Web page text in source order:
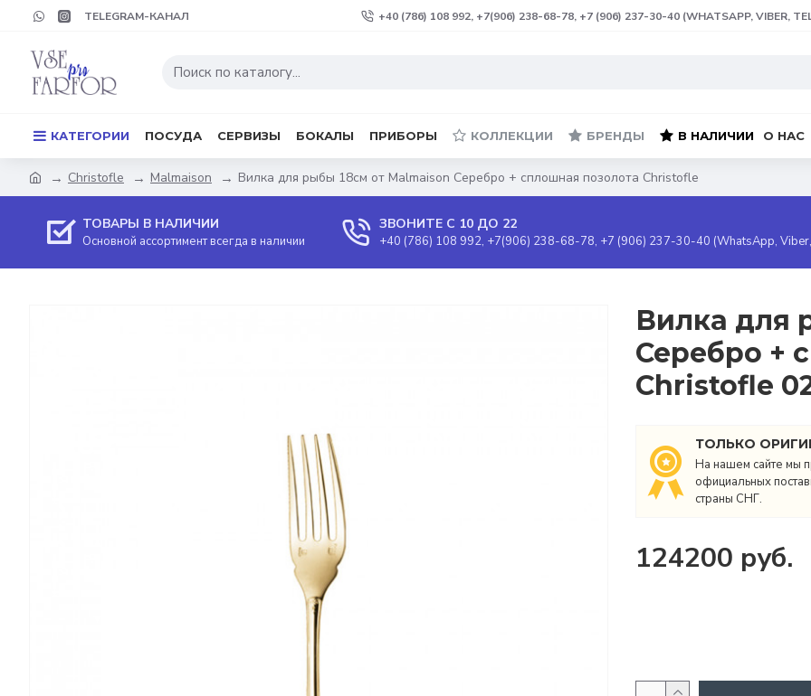
TELEGRAM-КАНАЛ +40 (786) 108 992, +7(906) 238-68-78, +7 (906) 237-30-40 (WHATSAPP, VIBER,
КАТЕГОРИИ ПОСУДА СЕРВИЗЫ БОКАЛЫ ПРИБОРЫ КОЛЛЕКЦИИ БРЕНДЫ В НАЛИЧИИ О НАС
Christofle Malmaison Вилка для рыбы 18см от Malmaison Серебро + сплошная позолота Christofle
ТОВАРЫ В НАЛИЧИИ
Основной ассортимент всегда в наличии
ЗВОНИТЕ С 10 ДО 22
+40 (786) 108 992, +7(906) 238-68-78, +7 (906) 237-30-40 (WhatsApp,
Вилка для
Серебро +
Christofle
ТОЛЬКО
На нашем сайте мы
официальных
страны СНГ.
124200 руб.